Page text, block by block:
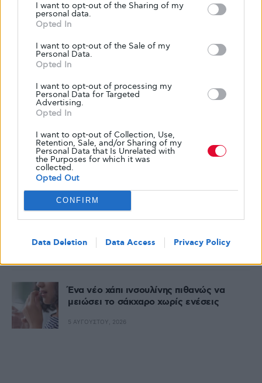
I want to opt-out of the Sharing of my
personal data.
Opted In
I want to opt-out of the Sale of my
Personal Data.
Opted In
I want to opt-out of processing my
Personal Data for Targeted
Advertising.
Opted In
I want to opt-out of Collection, Use,
Retention, Sale, and/or Sharing of my
Personal Data that Is Unrelated with
the Purposes for which it was
collected.
Opted Out
CONFIRM
Data Deletion Data Access Privacy Policy
Δημοφιλή
Skin food: όλα όσα πρέπει να τρως για να
έχεις υγιή και λαμπερή επιδερμίδα
7 ΑΥΓΟΎΣΤΟΥ, 2026
Η σημασία του ύπνου στην πρόληψη του
Ένα νέο χάπι ινσουλίνης πιθανώς να
μειώσει το σάκχαρο χωρίς ενέσεις
5 ΑΥΓΟΎΣΤΟΥ, 2026